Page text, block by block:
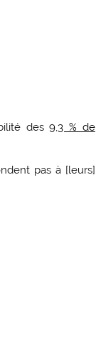
des9,3 % de
pas à [leurs]